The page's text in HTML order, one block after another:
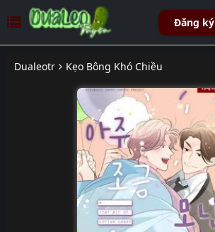
Đăng ký
Dualeotr Kẹo Bông Khó Chiều